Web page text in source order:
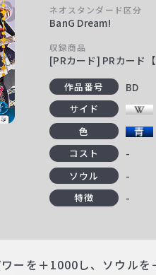
ネオスタンダード区分
BanG Dream!
収録商品
[PRカード] PRカード【
作品番号 BD
サイド
色
コスト -
ソウル -
特徴
-
ーを＋1000し、ソウルを